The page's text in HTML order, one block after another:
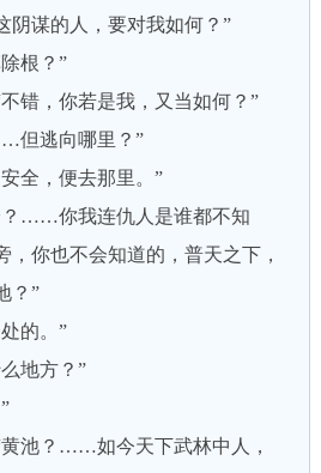
阴谋的人，要对我如何？”
根？”
，你若是我，又当如何？”
逃向哪里？”
全，便去那里。”
……你我连仇人是谁都不知
，你也不会知道的，普天之下，
？”
的。”
地方？”
池？……如今天下武林中人，